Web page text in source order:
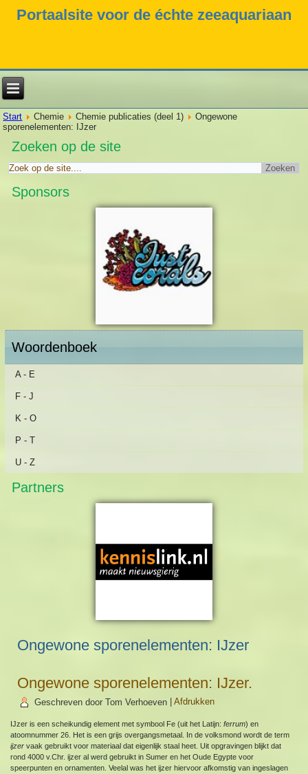
Portaalsite voor de échte zeeaquariaan
Start Chemie Chemie publicaties (deel 1)
Ongewone
sporenelementen: IJzer
Zoeken op de site
Sponsors
Woordenboek
A - E
F - J
K - O
P - T
U - Z
Partners
Ongewone sporenelementen: IJzer
Ongewone sporenelementen: IJzer.
Geschreven door Tom Verhoeven |Afdrukken
IJzer is een scheikundig element met symbool Fe (uit het Latijn:ferrum) en
atoomnummer 26. Het is een grijs overgangsmetaal. In de volksmond wordt de term
ijzer vaak gebruikt voor materiaal dat eigenlijk staal heet. Uit opgravingen blijkt dat
rond 4000 v.Chr. ijzer al werd gebruikt in Sumer en het Oude Egypte voor
speerpunten en ornamenten. Veelal was het ijzer hiervoor afkomstig van ingeslagen